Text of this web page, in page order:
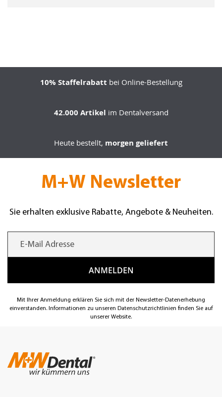
10% Staffelrabatt bei Online-Bestellung
42.000 Artikel im Dentalversand
Heute bestellt, morgen geliefert
M+W Newsletter
Sie erhalten exklusive Rabatte, Angebote & Neuheiten.
Mit Ihrer Anmeldung erklären Sie sich mit der Newsletter-Datenerhebung
einverstanden. Informationen zu unseren Datenschutzrichtlinien finden Sie auf
unserer Website.